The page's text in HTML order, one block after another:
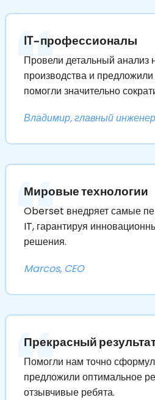
IT-профессионалы
Провели детальный анализ
производства и
помогли значительно
Владимир, главный инженер
Мировые технологии
Oberset внедряет самые
IT, гарантируя
решения.
Marcos, CEO
Прекрасный
Помогли нам точно
предложили оптимальное
отзывчивые ребята.